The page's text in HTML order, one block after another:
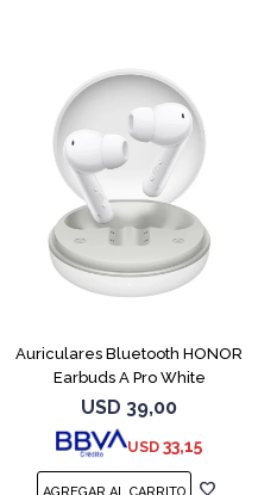
Auriculares Bluetooth HONOR
Earbuds A Pro White
USD 39,00
USD 33,15